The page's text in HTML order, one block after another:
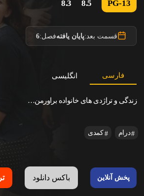
PG-13
8.5
8.3
قسمت بعد:پایان یافتهفصل:6
فارسی انگلیسی
زندگی و تراژدی های خانواده براورمن…
درام کمدی
پخش آنلاین باکس دانلود